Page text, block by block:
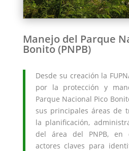
Manejo del Parque
Bonito (PNPB)
Desde su creación la
por la protección y
Parque Nacional Pico
sus principales áreas de
la planificación,
del área del PNPB, en
actores claves para